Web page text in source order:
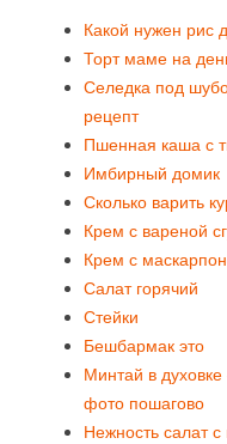
Какой нужен рис
Торт маме на
Селедка под
рецепт
Пшенная каша с
Имбирный домик
Сколько варить
Крем с вареной
Крем с
Салат горячий
Стейки
Бешбармак это
Минтай в
фото пошагово
Нежность салат с